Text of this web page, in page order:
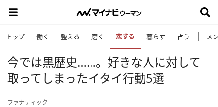
トップ 働く 整える 磨く 恋する 暮らす 占う メ
今では黒歴史……。好きな人に対して
取ってしまったイタイ行動5選
ファナティック